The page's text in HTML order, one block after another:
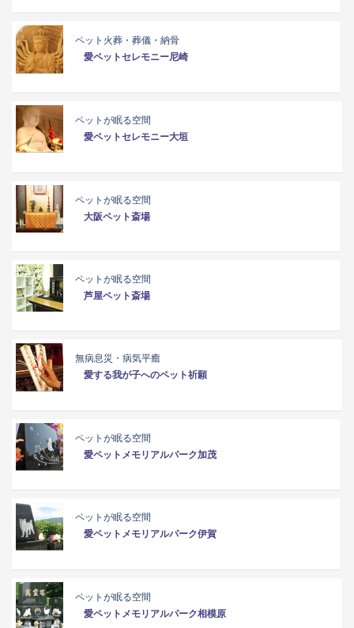
ペット火葬・葬儀・納骨
愛ペットセレモニー尼崎
ペットが眠る空間
愛ペットセレモニー大垣
ペットが眠る空間
大阪ペット斎場
ペットが眠る空間
芦屋ペット斎場
無病息災・病気平癒
愛する我が子へのペット祈願
ペットが眠る空間
愛ペットメモリアルパーク加茂
ペットが眠る空間
愛ペットメモリアルパーク伊賀
ペットが眠る空間
愛ペットメモリアルパーク相模原